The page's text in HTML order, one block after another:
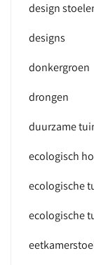
design
designs
donkergroen
drongen
duurzame
ecologisch
ecologische
ecologische